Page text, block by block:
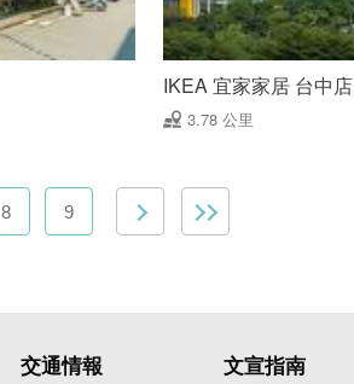
IKEA 宜家家居 台中店
3.78 公里
8 9
交通情報 文宣指南